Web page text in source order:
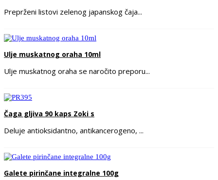
Preprženi listovi zelenog japanskog čaja...
Ulje muskatnog oraha 10ml
Ulje muskatnog oraha se naročito preporu...
Čaga gljiva 90 kaps Zoki s
Deluje antioksidantno, antikancerogeno, ...
Galete pirinčane integralne 100g